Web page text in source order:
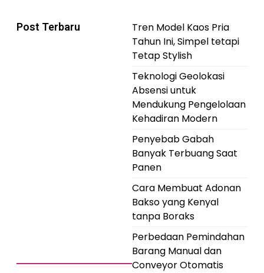
Post Terbaru
Tren Model Kaos Pria
Tahun Ini, Simpel tetapi
Tetap Stylish
Teknologi Geolokasi
Absensi untuk
Mendukung Pengelolaan
Kehadiran Modern
Penyebab Gabah
Banyak Terbuang Saat
Panen
Cara Membuat Adonan
Bakso yang Kenyal
tanpa Boraks
Perbedaan Pemindahan
Barang Manual dan
Conveyor Otomatis